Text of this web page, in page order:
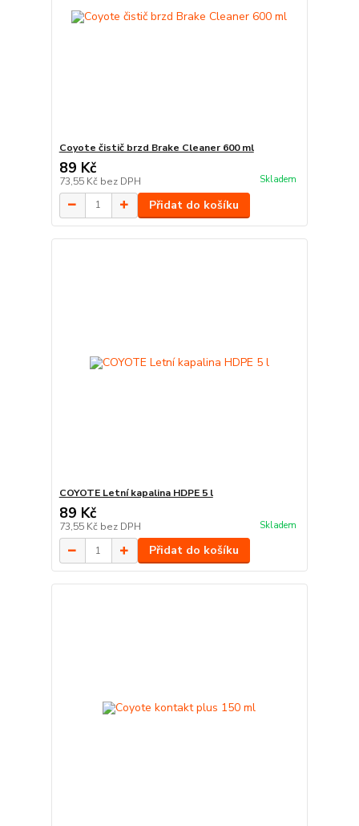
Coyote čistič brzd Brake Cleaner 600 ml
89 Kč
73,55 Kč bez DPH Skladem
Přidat do košíku
COYOTE Letní kapalina HDPE 5 l
89 Kč
73,55 Kč bez DPH Skladem
Přidat do košíku